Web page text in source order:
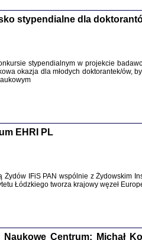
stypendialne dla
stypendialnym w projekcie
okazja dla młodych doktorantek/ów,
EHRI PL
Żydów IFiS PAN wspólnie z Żydowskim
Łódzkiego tworza krajowy węzeł
Naukowe Centrum: Michał